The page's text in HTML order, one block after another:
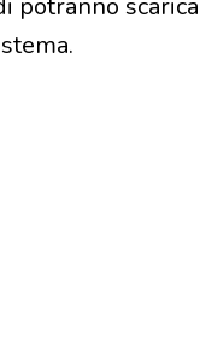
potranno